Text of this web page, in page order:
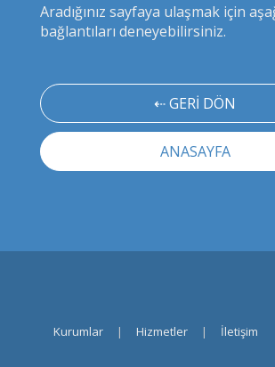
Aradığınız sayfaya ulaşmak için
bağlantıları deneyebilirsiniz.
⇠ GERİ DÖN
ANASAYFA
Kurumlar | Hizmetler | İletişim